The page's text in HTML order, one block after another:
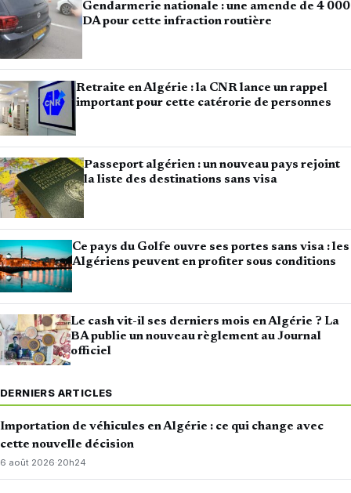
Gendarmerie nationale : une amende de 4 000
DA pour cette infraction routière
Retraite en Algérie : la CNR lance un rappel
important pour cette catérorie de personnes
Passeport algérien : un nouveau pays rejoint
la liste des destinations sans visa
Ce pays du Golfe ouvre ses portes sans visa : les
Algériens peuvent en profiter sous conditions
Le cash vit-il ses derniers mois en Algérie ? La
BA publie un nouveau règlement au Journal
officiel
DERNIERS ARTICLES
Importation de véhicules en Algérie : ce qui change avec
cette nouvelle décision
6 août 2026·20h24